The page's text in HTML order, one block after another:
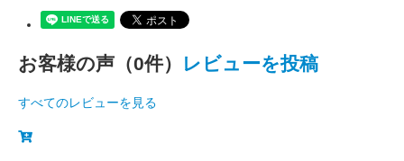
お客様の声（0件） レビューを投稿
すべてのレビューを見る